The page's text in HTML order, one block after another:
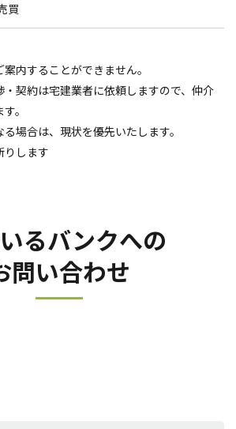
買
内することができません。
契約は宅建業者に依頼しますので、仲介
。
場合は、現状を優先いたします。
りします
るバンクへの
問い合わせ